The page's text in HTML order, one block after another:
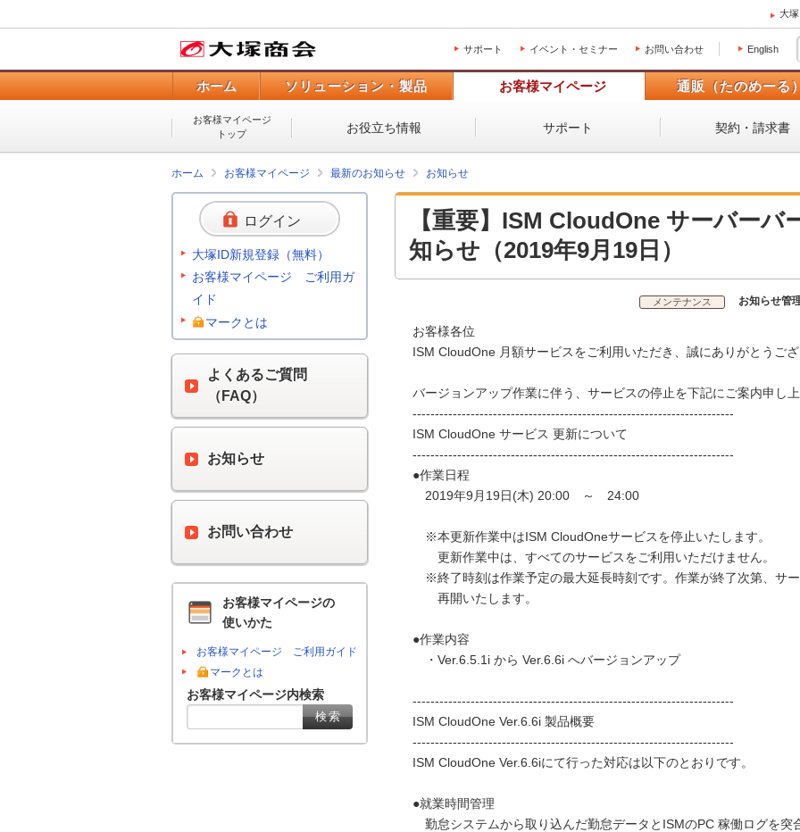
大
サポート イベント・セミナー お問い合わせ English
ホーム ソリューション・製品 お客様マイページ 通販（たのめーる
お客様マイページ
トップ
お役立ち情報 サポート 契約・請求書
ホーム お客様マイページ 最新のお知らせ お知らせ
【重要】ISM CloudOne サーバー
知らせ（2019年9月19日）
メンテナンス お知らせ管
お客様各位
ISM CloudOne 月額サービスをご利用いただき、誠にありがとうご
バージョンアップ作業に伴う、サービスの停止を下記にご案内申し
------------------------------------------------------------------------
ISM CloudOne サービス 更新について
------------------------------------------------------------------------
●作業日程
2019年9月19日(木) 20:00 ～ 24:00
※本更新作業中はISM CloudOneサービスを停止いたします。
更新作業中は、すべてのサービスをご利用いただけません。
※終了時刻は作業予定の最大延長時刻です。作業が終了次第、サ
再開いたします。
●作業内容
・Ver.6.5.1i から Ver.6.6i へバージョンアップ
------------------------------------------------------------------------
ISM CloudOne Ver.6.6i 製品概要
------------------------------------------------------------------------
ISM CloudOne Ver.6.6iにて行った対応は以下のとおりです。
●就業時間管理
勤怠システムから取り込んだ勤怠データとISMのPC 稼働ログを突
ログイン
大塚ID新規登録（無料）
お客様マイページ ご利用ガ
イド
マークとは
よくあるご質問
（FAQ）
お知らせ
お問い合わせ
お客様マイページの
使いかた
お客様マイページ ご利用ガイド
マークとは
お客様マイページ内検索